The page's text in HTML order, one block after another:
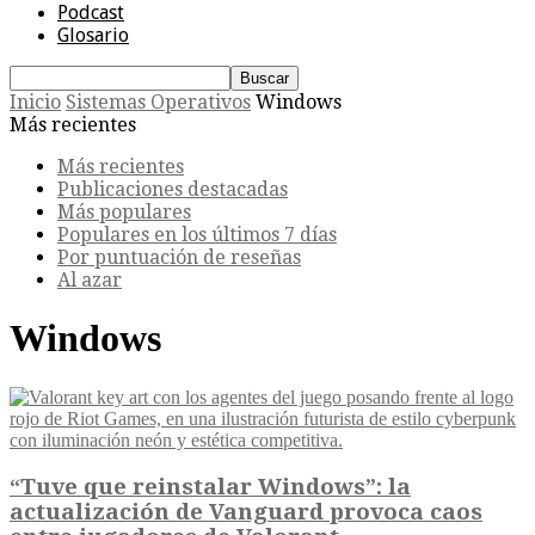
Podcast
Glosario
Inicio Sistemas Operativos Windows
Más recientes
Más recientes
Publicaciones destacadas
Más populares
Populares en los últimos 7 días
Por puntuación de reseñas
Al azar
Windows
“Tuve que reinstalar Windows”: la
actualización de Vanguard provoca caos